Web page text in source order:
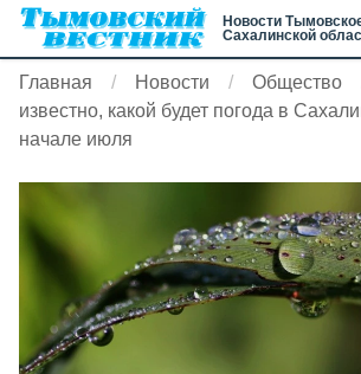
Новости
Сахалинской
Главная Новости Общество
известно, какой будет погода в
начале июля